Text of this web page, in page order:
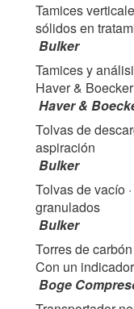
Tamices
sólidos en
Bulker
Tamices y
Haver & Boecker
Haver &
Tolvas de
aspiración
Bulker
Tolvas de vacío
granulados
Bulker
Torres de
Con un
Boge